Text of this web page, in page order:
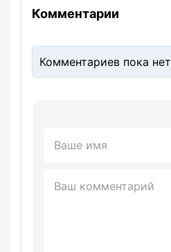
Комментарии
Комментариев пока нет